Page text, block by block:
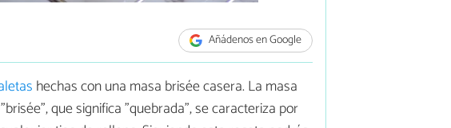
Añádenos en Google
hechas con una masa brisée casera. La masa
que significa "quebrada", se caracteriza por